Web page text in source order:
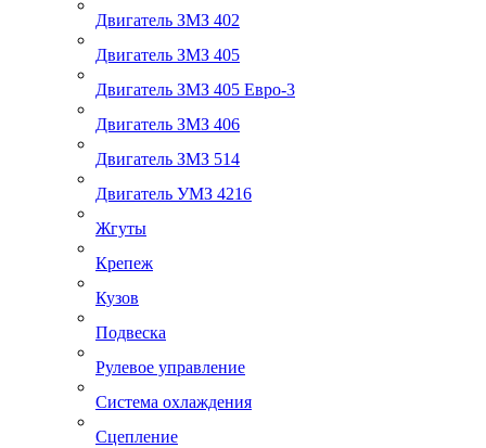
Двигатель ЗМЗ 402
Двигатель ЗМЗ 405
Двигатель ЗМЗ 405 Евро-3
Двигатель ЗМЗ 406
Двигатель ЗМЗ 514
Двигатель УМЗ 4216
Жгуты
Крепеж
Кузов
Подвеска
Рулевое управление
Система охлаждения
Сцепление